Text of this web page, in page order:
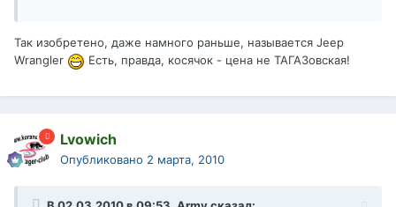
Так изобретено, даже намного раньше, называется Jeep
Wrangler
Есть, правда, косячок - цена не ТАГАЗовская!
Lvowich
Опубликовано 2 марта, 2010